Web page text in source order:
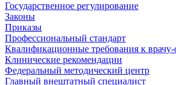
Государственное регулирование
Законы
Приказы
Профессиональный стандарт
Квалификационные требования к врачу-
Клинические рекомендации
Федеральный методический центр
Главный внештатный специалист